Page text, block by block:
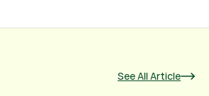
See All Article